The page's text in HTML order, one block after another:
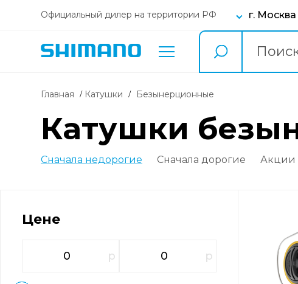
Официальный дилер на территории РФ г. Москва
Главная Катушки безынерционные
Катушки
Сначала недорогие Сначала дорогие Акции
Цене
р р